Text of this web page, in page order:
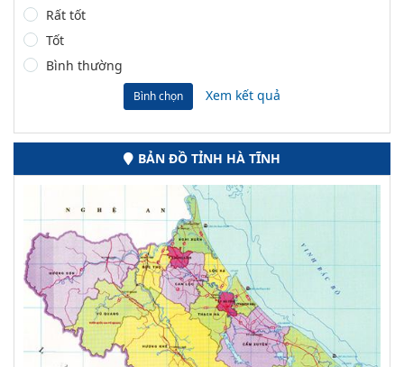
Rất tốt
Tốt
Bình thường
Bình chọn Xem kết quả
BẢN ĐỒ TỈNH HÀ TĨNH